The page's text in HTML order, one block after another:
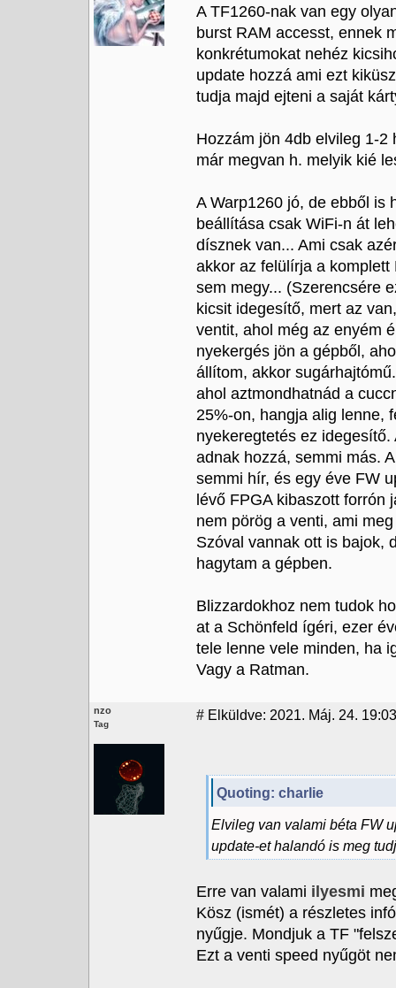
A TF1260-nak van egy
burst RAM accesst, ennek
konkrétumokat nehéz
update hozzá ami ezt
tudja majd ejteni a saját
Hozzám jön 4db elvileg 1-2
már megvan h. melyik kié
A Warp1260 jó, de ebből is
beállítása csak WiFi-n át
dísznek van... Ami csak
akkor az felülírja a
sem megy... (Szerencsére
kicsit idegesítő, mert az
ventit, ahol még az enyém
nyekergés jön a gépből,
állítom, akkor
ahol aztmondhatnád a
25%-on, hangja alig lenne,
nyekeregtetés ez
adnak hozzá, semmi más.
semmi hír, és egy éve FW
lévő FPGA kibaszott forrón
nem pörög a venti, ami
Szóval vannak ott is bajok,
hagytam a gépben.
Blizzardokhoz nem tudok
at a Schönfeld ígéri, ezer
tele lenne vele minden, ha
Vagy a Ratman.
nzo
Tag
# Elküldve: 2021. Máj. 24.
Quoting: charlie
Elvileg van valami béta FW
update-et halandó is meg
Erre van valami ilyesmi
Kösz (ismét) a részletes
nyűgje. Mondjuk a TF
Ezt a venti speed nyűgöt